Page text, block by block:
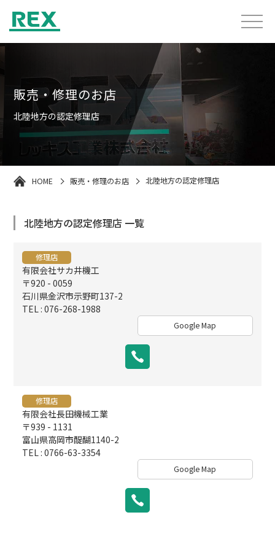
販売・修理のお店
北陸地方の認定修理店
HOME 販売・修理のお店 北陸地方の認定修理店
北陸地方の認定修理店 一覧
修理店
有限会社サカ井機工
〒920 - 0059
石川県金沢市示野町137-2
TEL : 076-268-1988
Google Map
修理店
有限会社長田機械工業
〒939 - 1131
富山県高岡市醍醐1140-2
TEL : 0766-63-3354
Google Map